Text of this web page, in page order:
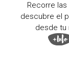
Recorre
descubre el
desde tu